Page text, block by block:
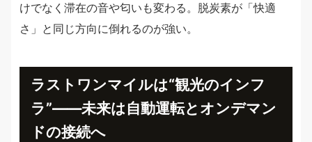
けでなく滞在の音や匂いも変わる。脱炭素が「快適
さ」と同じ方向に倒れるのが強い。
ラストワンマイルは“観光のインフ
ラ”——未来は自動運転とオンデマン
ドの接続へ